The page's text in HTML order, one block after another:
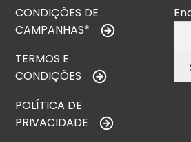
CONDIÇÕES DE
CAMPANHAS*
TERMOS E
CONDIÇÕES
POLÍTICA DE
PRIVACIDADE